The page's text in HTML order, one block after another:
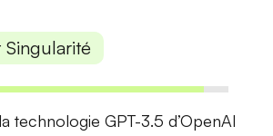
Singularité
technologie GPT-3.5 d’OpenAI